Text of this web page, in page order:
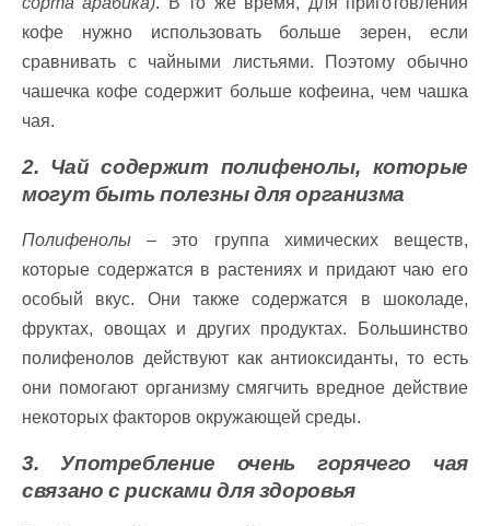
кофе нужно использовать больше зерен, если
сравнивать с чайными листьями. Поэтому обычно
чашечка кофе содержит больше кофеина, чем чашка
чая.
2. Чай содержит полифенолы, которые
могут быть полезны для организма
Полифенолы – это группа химических веществ,
которые содержатся в растениях и придают чаю его
особый вкус. Они также содержатся в шоколаде,
фруктах, овощах и других продуктах. Большинство
полифенолов действуют как антиоксиданты, то есть
они помогают организму смягчить вредное действие
некоторых факторов окружающей среды.
3. Употребление очень горячего чая
связано с рисками для здоровья